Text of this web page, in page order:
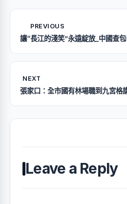
PREVIOUS
讓“長江的淺笑”永遠綻放_中國查
NEXT
張家口：全市國有林場職到九宮格
Leave a Reply